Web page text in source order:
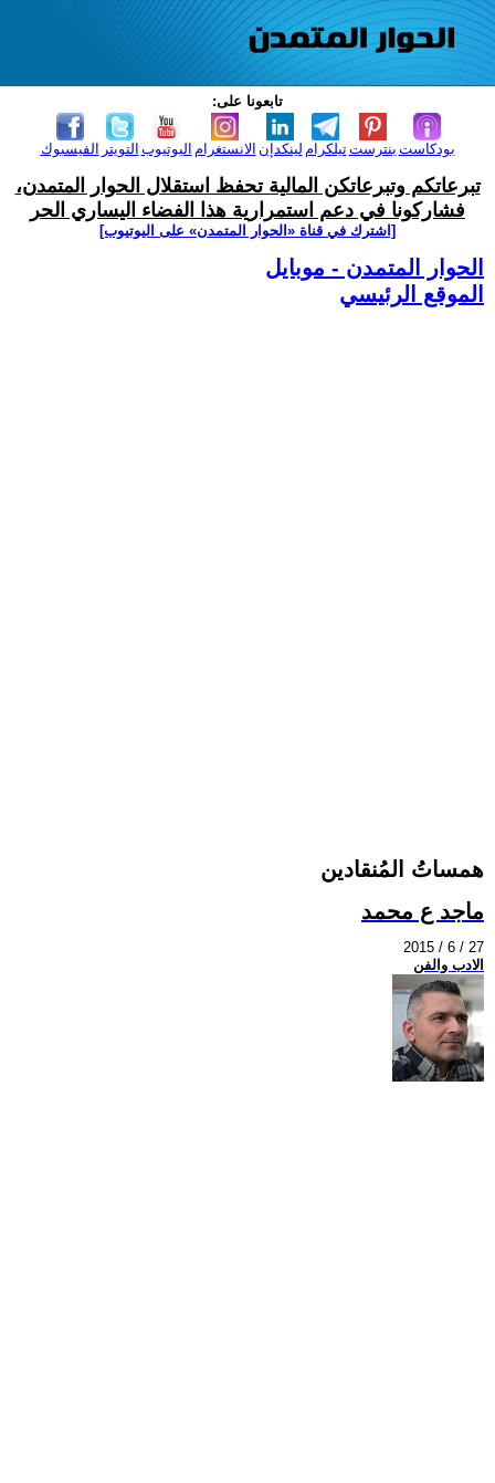
تابعونا على:
الفيسبوك التويتر اليوتيوب الانستغرام لينكدإن تيلكرامبنترست بودكاست
تبرعاتكم وتبرعاتكن المالية تحفظ استقلال الحوار المتمدن،
فشاركونا في دعم استمرارية هذا الفضاء اليساري الحر
[اشترك في قناة ‫«الحوار المتمدن» على اليوتيوب]
الحوار المتمدن - موبايل
الموقع الرئيسي
همساتُ المُنقادين
ماجد ع محمد
2015 / 6 / 27
الادب والفن